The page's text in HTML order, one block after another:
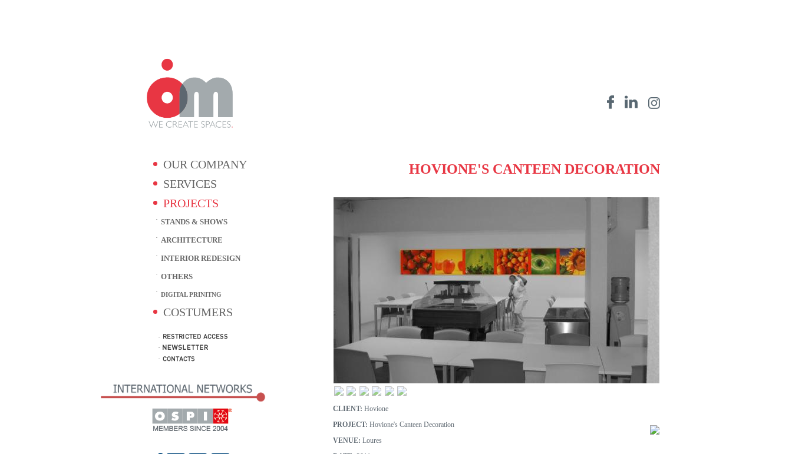
OUR COMPANY
SERVICES
PROJECTS
STANDS & SHOWS
ARCHITECTURE
INTERIOR REDESIGN
OTHERS
DIGITAL PRINITNG
COSTUMERS
HOVIONE'S CANTEEN DECORATION
CLIENT: Hovione
PROJECT: Hovione's Canteen Decoration
VENUE: Loures